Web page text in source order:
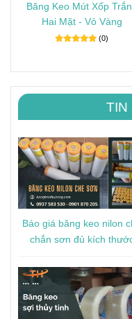
Băng Keo Mút Xốp
Hai Mặt - Vỏ Vàng
(0)
TIN
Báo giá băng keo nilon
chắn sơn đủ kích